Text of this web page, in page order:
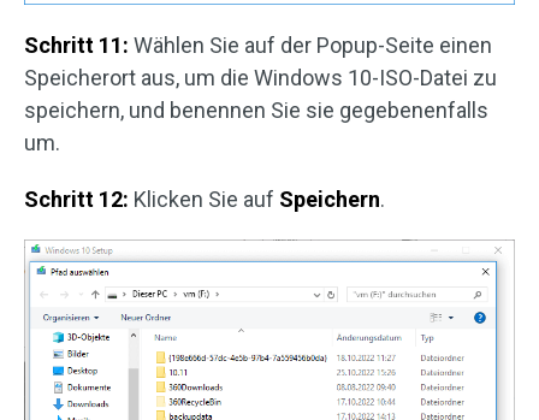
Schritt 11: Wählen Sie auf der Popup-Seite einen
Speicherort aus, um die Windows 10-ISO-Datei zu
speichern, und benennen Sie sie gegebenenfalls
um.
Schritt 12: Klicken Sie auf Speichern.